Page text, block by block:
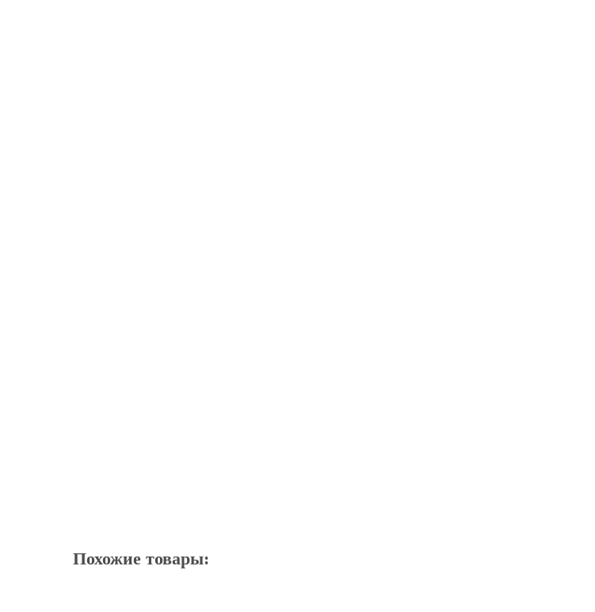
Похожие товары: